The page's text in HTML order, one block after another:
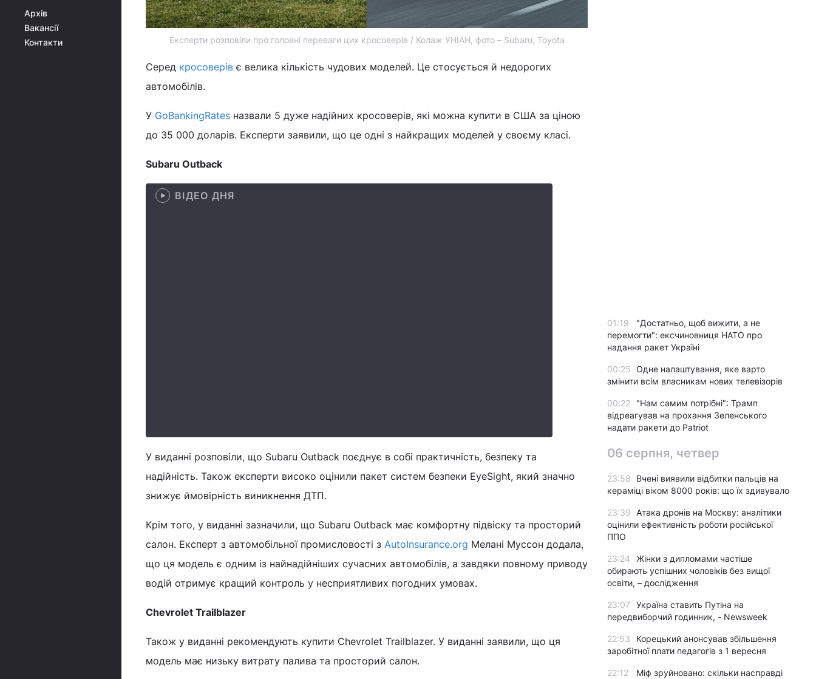
Архів
Вакансії
Контакти
Експерти розповіли про головні переваги цих кросоверів / Колаж УНІАН, фото – Subaru, Toyota
Серед кросоверів є велика кількість чудових моделей. Це стосується й недорогих
автомобілів.
У GoBankingRates назвали 5 дуже надійних кросоверів, які можна купити в США за ціною
до 35 000 доларів. Експерти заявили, що це одні з найкращих моделей у своєму класі.
Subaru Outback
ВІДЕО ДНЯ
У виданні розповіли, що Subaru Outback поєднує в собі практичність, безпеку та
надійність. Також експерти високо оцінили пакет систем безпеки EyeSight, який значно
знижує ймовірність виникнення ДТП.
Крім того, у виданні зазначили, що Subaru Outback має комфортну підвіску та просторий
салон. Експерт з автомобільної промисловості з AutoInsurance.org Мелані Муссон додала,
що ця модель є одним із найнадійніших сучасних автомобілів, а завдяки повному приводу
водій отримує кращий контроль у несприятливих погодних умовах.
Chevrolet Trailblazer
Також у виданні рекомендують купити Chevrolet Trailblazer. У виданні заявили, що ця
модель має низьку витрату палива та просторий салон.
01:19
"Достатньо, щоб вижити, а не
перемогти": ексчиновниця НАТО про
надання ракет Україні
00:25 Одне налаштування, яке варто
змінити всім власникам нових телевізорів
00:22
"Нам самим потрібні": Трамп
відреагував на прохання Зеленського
надати ракети до Patriot
06 серпня, четвер
23:58
Вчені виявили відбитки пальців на
кераміці віком 8000 років: що їх здивувало
23:39
Атака дронів на Москву: аналітики
оцінили ефективність роботи російської
ППО
23:24
Жінки з дипломами частіше
обирають успішних чоловіків без вищої
освіти, – дослідження
23:07
Україна ставить Путіна на
передвиборчий годинник, - Newsweek
22:53
Корецький анонсував збільшення
заробітної плати педагогів з 1 вересня
22:12
Міф зруйновано: скільки насправді